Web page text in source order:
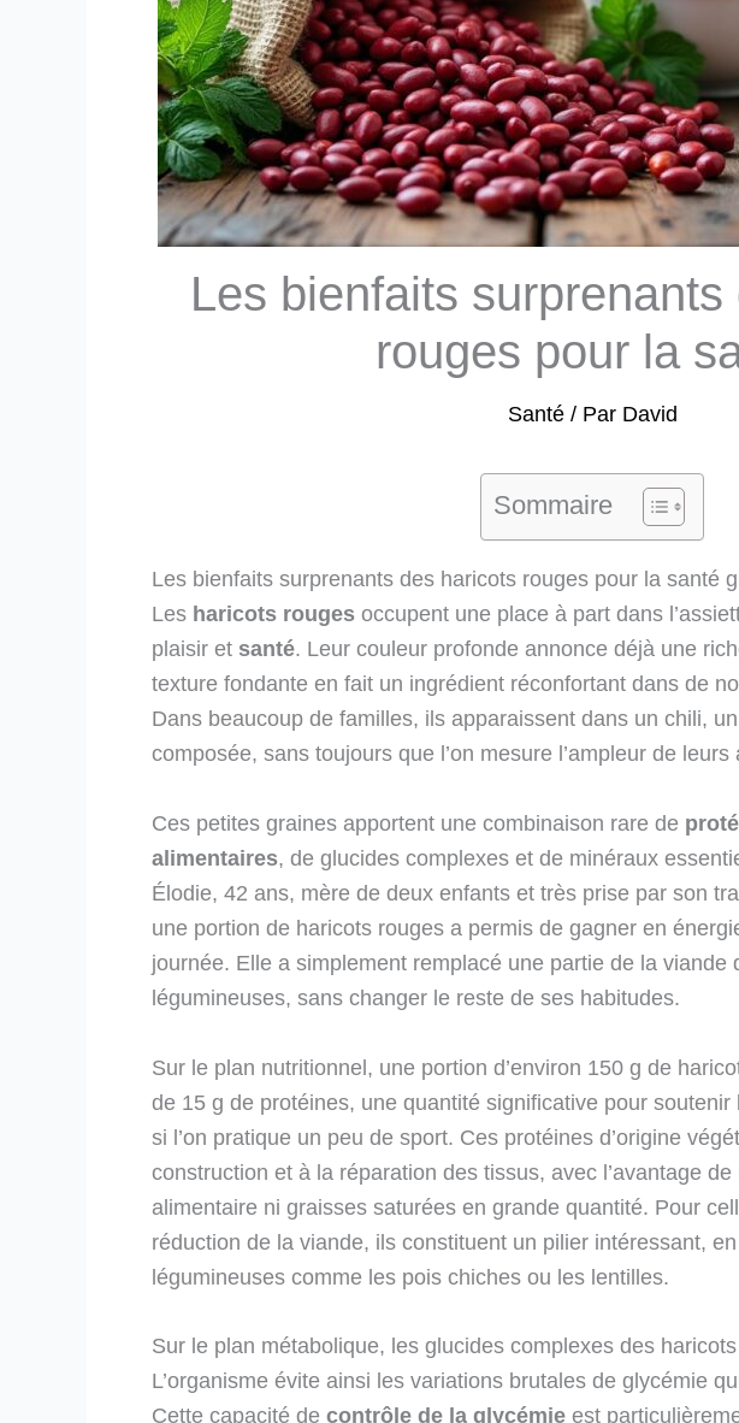
Les bienfaits
rouges pour la
Santé/ Par David
Sommaire
Les bienfaits surprenants des haricots rouges pour la santé
Les haricots rouges occupent une place à part dans
plaisir et santé. Leur couleur profonde annonce déjà une
texture fondante en fait un ingrédient réconfortant dans de
Dans beaucoup de familles, ils apparaissent dans un chili,
composée, sans toujours que l’on mesure l’ampleur de
Ces petites graines apportent une combinaison rare de
alimentaires, de glucides complexes et de minéraux
Élodie, 42 ans, mère de deux enfants et très prise par son
une portion de haricots rouges a permis de gagner en
journée. Elle a simplement remplacé une partie de la viande
légumineuses, sans changer le reste de ses habitudes.
Sur le plan nutritionnel, une portion d’environ 150 g de
de 15 g de protéines, une quantité significative pour
si l’on pratique un peu de sport. Ces protéines d’origine
construction et à la réparation des tissus, avec l’avantage
alimentaire ni graisses saturées en grande quantité. Pour
réduction de la viande, ils constituent un pilier intéressant,
légumineuses comme les pois chiches ou les lentilles.
Sur le plan métabolique, les glucides complexes des
L’organisme évite ainsi les variations brutales de glycémie
Cette capacité de contrôle de la glycémie est